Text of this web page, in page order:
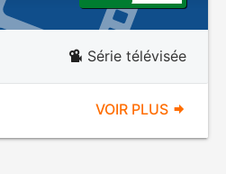
Série télévisée
VOIR PLUS